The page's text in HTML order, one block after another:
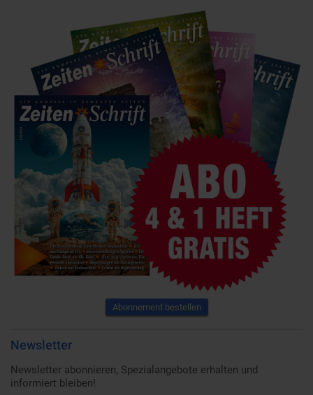
Abonnement bestellen
Newsletter
Newsletter abonnieren, Spezialangebote erhalten und
informiert bleiben!